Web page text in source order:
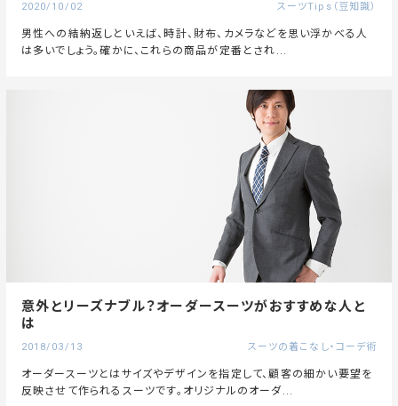
2020/10/02 スーツTips（豆知識）
男性への結納返しといえば、時計、財布、カメラなどを思い浮かべる人
は多いでしょう。確かに、これらの商品が定番とされ...
意外とリーズナブル？オーダースーツがおすすめな人と
は
2018/03/13 スーツの着こなし・コーデ術
オーダースーツとはサイズやデザインを指定して、顧客の細かい要望を
反映させて作られるスーツです。オリジナルのオーダ...